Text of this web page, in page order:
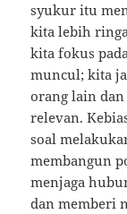
syukur itu
kita lebih
kita fokus
muncul; kita
orang lain
relevan.
soal
membangun
menjaga
dan memberi